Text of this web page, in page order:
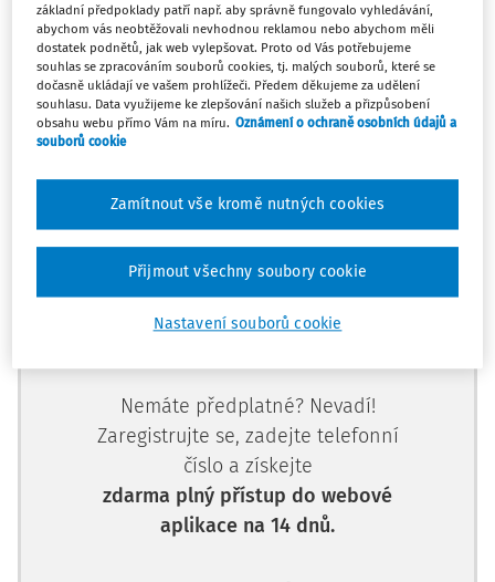
soustavy ČR na roky 2023–27, kterým se naplňuje tzv.
Strategie 2030+, navrhujeme jako jednu z klíčových aktivit
Změny v hodnocení žáků na vysvědčení v 1. až 3. ročníku
základního vzdělávání.
Máte předplatné? Přihlaste se.
Tento dokument je jen pro
Nemáte předplatné? Nevadí!
Zaregistrujte se, zadejte telefonní
číslo a získejte
zdarma plný přístup do webové
aplikace na 14 dnů.
základní předpoklady patří např. aby správně fungovalo vyhledávání,
abychom vás neobtěžovali nevhodnou reklamou nebo abychom měli
dostatek podnětů, jak web vylepšovat. Proto od Vás potřebujeme
souhlas se zpracováním souborů cookies, tj. malých souborů, které se
dočasně ukládají ve vašem prohlížeči. Předem děkujeme za udělení
souhlasu. Data využijeme ke zlepšování našich služeb a přizpůsobení
obsahu webu přímo Vám na míru. Oznámení o ochraně osobních údajů a
souborů cookie
Nastavení souborů cookie
Zamítnout vše kromě nutných cookies
Přijmout všechny soubory cookie